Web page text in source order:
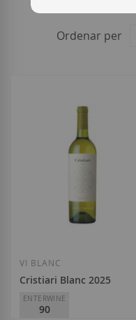
Ordenar per
VI BLANC
Cristiari Blanc 2025
ENTERWINE
90